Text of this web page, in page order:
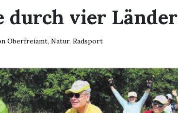
durch vier Länder
Oberfreiamt, Natur, Radsport